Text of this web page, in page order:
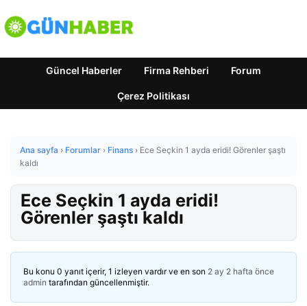
Güncel Haberler Firma Rehberi Forum
Çerez Politikası
Ana sayfa › Forumlar › Finans › Ece Seçkin 1 ayda eridi! Görenler şaştı
kaldı
Ece Seçkin 1 ayda eridi!
Görenler şaştı kaldı
Bu konu 0 yanıt içerir, 1 izleyen vardır ve en son 2 ay 2 hafta önce
admin tarafından güncellenmiştir.